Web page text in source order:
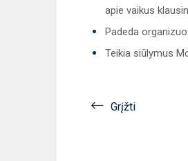
apie vaikus
Padeda
Teikia siūlymus
Grįžti